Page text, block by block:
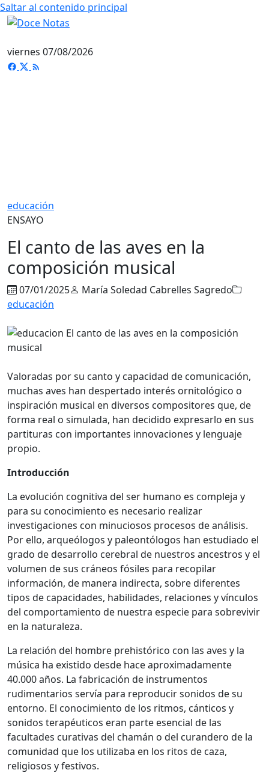
Saltar al contenido principal
viernes 07/08/2026
educación
ENSAYO
El canto de las aves en la
composición musical
07/01/2025
María Soledad Cabrelles Sagredo
educación
Valoradas por su canto y capacidad de comunicación,
muchas aves han despertado interés ornitológico o
inspiración musical en diversos compositores que, de
forma real o simulada, han decidido expresarlo en sus
partituras con importantes innovaciones y lenguaje
propio.
Introducción
La evolución cognitiva del ser humano es compleja y
para su conocimiento es necesario realizar
investigaciones con minuciosos procesos de análisis.
Por ello, arqueólogos y paleontólogos han estudiado el
grado de desarrollo cerebral de nuestros ancestros y el
volumen de sus cráneos fósiles para recopilar
información, de manera indirecta, sobre diferentes
tipos de capacidades, habilidades, relaciones y vínculos
del comportamiento de nuestra especie para sobrevivir
en la naturaleza.
La relación del hombre prehistórico con las aves y la
música ha existido desde hace aproximadamente
40.000 años. La fabricación de instrumentos
rudimentarios servía para reproducir sonidos de su
entorno. El conocimiento de los ritmos, cánticos y
sonidos terapéuticos eran parte esencial de las
facultades curativas del chamán o del curandero de la
comunidad que los utilizaba en los ritos de caza,
religiosos y festivos.